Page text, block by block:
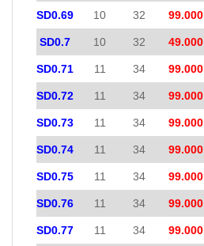
SD0.69 10 32 99.000
SD0.7 10 32 49.000
SD0.71 11 34 99.000
SD0.72 11 34 99.000
SD0.73 11 34 99.000
SD0.74 11 34 99.000
SD0.75 11 34 99.000
SD0.76 11 34 99.000
SD0.77 11 34 99.000